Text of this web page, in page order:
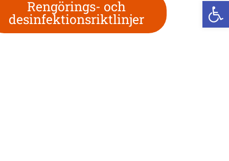
Rengörings- och
desinfektionsriktlinjer